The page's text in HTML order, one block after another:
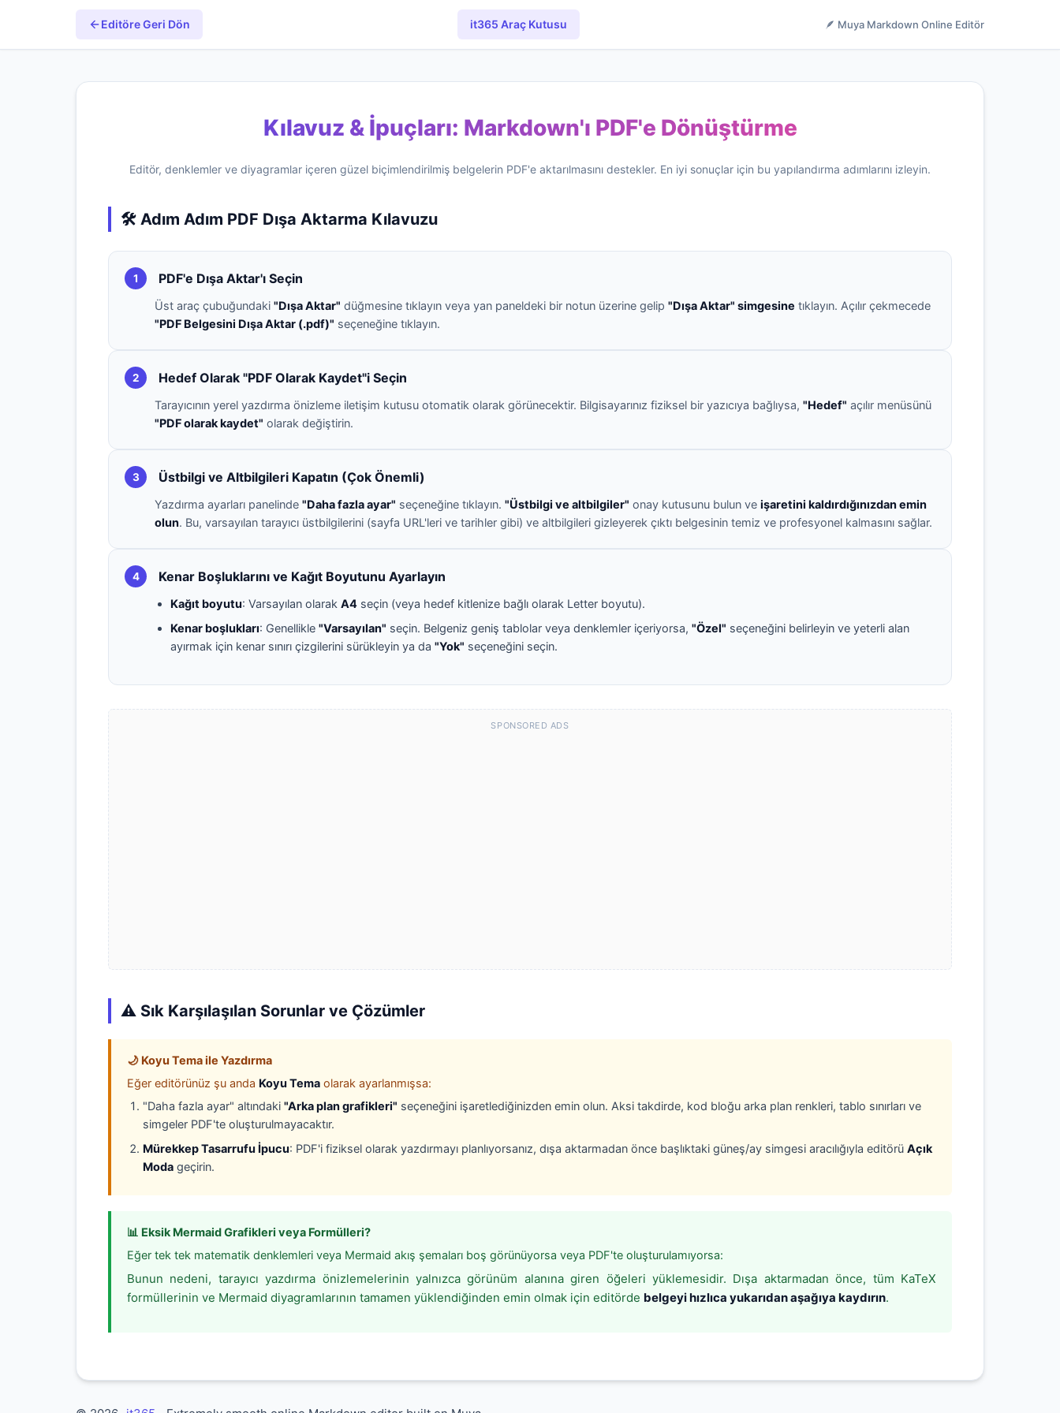
Editöre Geri Dön it365 Araç Kutusu 🪶 Muya Markdown Online Editör
Kılavuz & İpuçları: Markdown'ı PDF'e Dönüştürme
Editör, denklemler ve diyagramlar içeren güzel biçimlendirilmiş belgelerin PDF'e aktarılmasını destekler. En iyi sonuçlar için bu yapılandırma adımlarını izleyin.
🛠️ Adım Adım PDF Dışa Aktarma Kılavuzu
1 PDF'e Dışa Aktar'ı Seçin
Üst araç çubuğundaki "Dışa Aktar" düğmesine tıklayın veya yan paneldeki bir notun üzerine gelip "Dışa Aktar" simgesine tıklayın. Açılır çekmecede
"PDF Belgesini Dışa Aktar (.pdf)" seçeneğine tıklayın.
2 Hedef Olarak "PDF Olarak Kaydet"i Seçin
Tarayıcının yerel yazdırma önizleme iletişim kutusu otomatik olarak görünecektir. Bilgisayarınız fiziksel bir yazıcıya bağlıysa, "Hedef" açılır menüsünü
"PDF olarak kaydet" olarak değiştirin.
3 Üstbilgi ve Altbilgileri Kapatın (Çok Önemli)
Yazdırma ayarları panelinde "Daha fazla ayar" seçeneğine tıklayın. "Üstbilgi ve altbilgiler" onay kutusunu bulun ve işaretini kaldırdığınızdan emin
olun. Bu, varsayılan tarayıcı üstbilgilerini (sayfa URL'leri ve tarihler gibi) ve altbilgileri gizleyerek çıktı belgesinin temiz ve profesyonel kalmasını sağlar.
4 Kenar Boşluklarını ve Kağıt Boyutunu Ayarlayın
Kağıt boyutu: Varsayılan olarak A4 seçin (veya hedef kitlenize bağlı olarak Letter boyutu).
Kenar boşlukları: Genellikle "Varsayılan" seçin. Belgeniz geniş tablolar veya denklemler içeriyorsa, "Özel" seçeneğini belirleyin ve yeterli alan
ayırmak için kenar sınırı çizgilerini sürükleyin ya da "Yok" seçeneğini seçin.
SPONSORED ADS
⚠️ Sık Karşılaşılan Sorunlar ve Çözümler
🌙 Koyu Tema ile Yazdırma
Eğer editörünüz şu anda Koyu Tema olarak ayarlanmışsa:
"Daha fazla ayar" altındaki "Arka plan grafikleri" seçeneğini işaretlediğinizden emin olun. Aksi takdirde, kod bloğu arka plan renkleri, tablo sınırları ve
simgeler PDF'te oluşturulmayacaktır.
Mürekkep Tasarrufu İpucu: PDF'i fiziksel olarak yazdırmayı planlıyorsanız, dışa aktarmadan önce başlıktaki güneş/ay simgesi aracılığıyla editörü Açık
Moda geçirin.
📊 Eksik Mermaid Grafikleri veya Formülleri?
Eğer tek tek matematik denklemleri veya Mermaid akış şemaları boş görünüyorsa veya PDF'te oluşturulamıyorsa:
Bunun nedeni, tarayıcı yazdırma önizlemelerinin yalnızca görünüm alanına giren öğeleri yüklemesidir. Dışa aktarmadan önce, tüm KaTeX
formüllerinin ve Mermaid diyagramlarının tamamen yüklendiğinden emin olmak için editörde belgeyi hızlıca yukarıdan aşağıya kaydırın.